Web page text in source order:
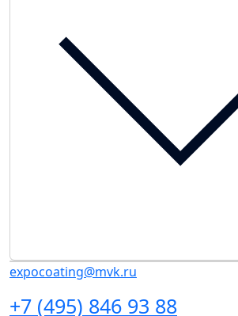
expocoating@mvk.ru
+7 (495) 846 93 88